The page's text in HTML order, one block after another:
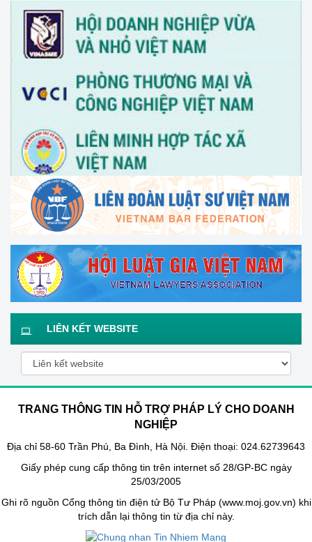
LIÊN KẾT WEBSITE
TRANG THÔNG TIN HỖ TRỢ PHÁP LÝ CHO DOANH
NGHIỆP
Địa chỉ 58-60 Trần Phú, Ba Đình, Hà Nội. Điện thoại: 024.62739643
Giấy phép cung cấp thông tin trên internet số 28/GP-BC ngày
25/03/2005
Ghi rõ nguồn Cổng thông tin điện tử Bộ Tư Pháp (www.moj.gov.vn) khi
trích dẫn lại thông tin từ địa chỉ này.